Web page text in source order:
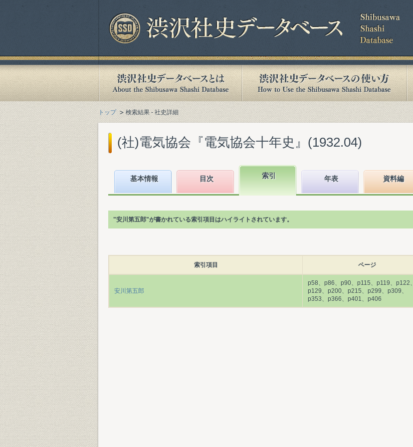
トップ 検索結果 - 社史詳細
(社)電気協会『電気協会十年史』(1932.04)
基本情報 目次 索引 年表 資料編
"安川第五郎"が書かれている索引項目はハイライトされています。
索引項目 ページ
安川第五郎
p58、p86、p90、p115、p119、p122、
p129、p200、p215、p299、p309、
p353、p366、p401、p406